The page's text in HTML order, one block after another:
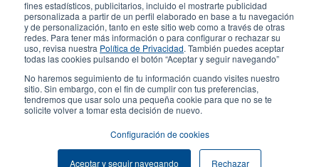
fines estadísticos, publicitarios, incluido el mostrarte publicidad
personalizada a partir de un perfil elaborado en base a tu navegación
y de personalización, tanto en este sitio web como a través de otras
redes. Para tener más información o para configurar o rechazar su
uso, revisa nuestra Política de Privacidad. También puedes aceptar
todas las cookies pulsando el botón “Aceptar y seguir navegando”
No haremos seguimiento de tu información cuando visites nuestro
sitio. Sin embargo, con el fin de cumplir con tus preferencias,
tendremos que usar solo una pequeña cookie para que no se te
solicite volver a tomar esta decisión de nuevo.
Configuración de cookies
Aceptar y seguir navegando Rechazar
Pº de la Castellana, 91, 4º-1ª
28046 Madrid
Tel. 910 608 737
© COPYRIGHT IBERDAC 2025 – Todos los